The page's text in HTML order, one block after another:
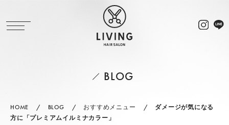
BLOG
HOME BLOG おすすめメニュー
ダメージが気になる
方に「プレミアムイルミナカラー」